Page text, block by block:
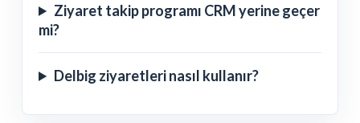
Ziyaret takip programı CRM yerine geçer
mi?
Delbig ziyaretleri nasıl kullanır?